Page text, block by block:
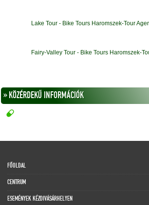
Lake Tour - Bike Tours Haromszek-Tour
Fairy-Valley Tour - Bike Tours Haromszek-
» KÖZÉRDEKŰ INFORMÁCIÓK
FŐOLDAL
CENTRUM
ESEMÉNYEK KÉZDIVÁSÁRHELYEN